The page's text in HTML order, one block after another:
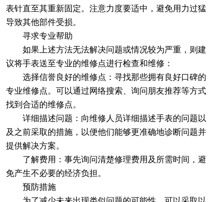
表针直至其重新固定。注意力度要适中，避免用力过猛
导致其他部件受损。
寻求专业帮助
如果上述方法无法解决问题或情况较为严重，则建
议将手表送至专业的维修点进行检查和维修：
选择信誉良好的维修点：寻找那些拥有良好口碑的
专业维修点。可以通过网络搜索、询问朋友推荐等方式
找到合适的维修点。
详细描述问题：向维修人员详细描述手表的问题以
及之前采取的措施，以便他们能够更准确地诊断问题并
提供解决方案。
了解费用：事先询问清楚修理费用及所需时间，避
免产生不必要的经济负担。
预防措施